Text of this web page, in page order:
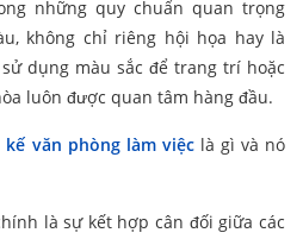
những quy chuẩn quan trọng
không chỉ riêng hội họa hay là
dụng màu sắc để trang trí hoặc
luôn được quan tâm hàng đầu.
văn phòng làm việclà gì và nó
là sự kết hợp cân đối giữa các